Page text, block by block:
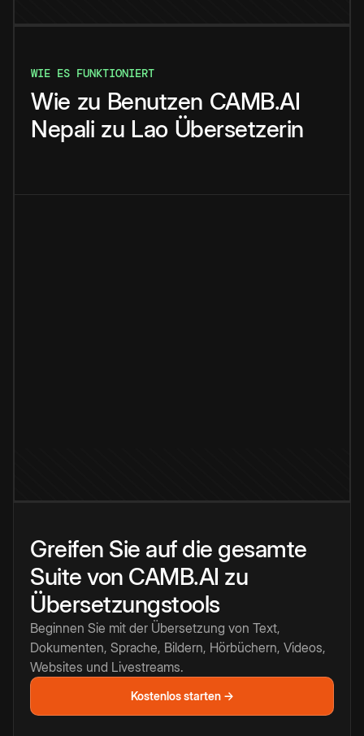
WIE ES FUNKTIONIERT
Wie zu Benutzen CAMB.AI
Nepali zu Lao Übersetzerin
Greifen Sie auf die gesamte
Suite von CAMB.AI zu
Übersetzungstools
Beginnen Sie mit der Übersetzung von Text,
Dokumenten, Sprache, Bildern, Hörbüchern, Videos,
Websites und Livestreams.
Kostenlos starten →